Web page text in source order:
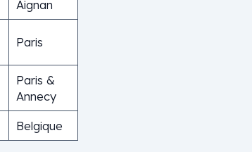
Aignan
Paris
Paris &
Annecy
Belgique